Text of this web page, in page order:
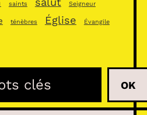
saints Seigneur
ténèbres Église Évangile
OK